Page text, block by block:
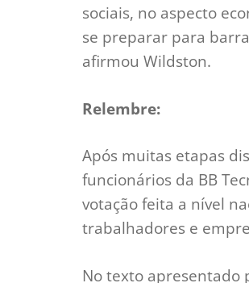
sociais, no aspecto
se preparar para
afirmou Wildston.
Relembre:
Após muitas etapas
funcionários da BB
votação feita a nível
trabalhadores e
No texto apresentado